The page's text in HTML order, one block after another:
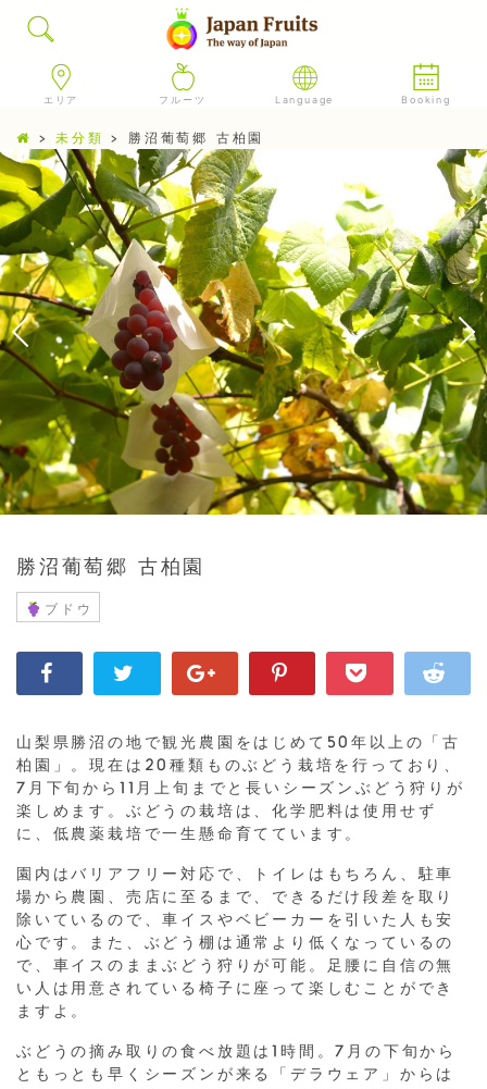
エリア フルーツ Language Booking
>未分類 > 勝沼葡萄郷 古柏園
勝沼葡萄郷 古柏園
ブドウ
山梨県勝沼の地で観光農園をはじめて50年以上の「古
柏園」。現在は20種類ものぶどう栽培を行っており、
7月下旬から11月上旬までと長いシーズンぶどう狩りが
楽しめます。ぶどうの栽培は、化学肥料は使用せず
に、低農薬栽培で一生懸命育てています。
園内はバリアフリー対応で、トイレはもちろん、駐車
場から農園、売店に至るまで、できるだけ段差を取り
除いているので、車イスやベビーカーを引いた人も安
心です。また、ぶどう棚は通常より低くなっているの
で、車イスのままぶどう狩りが可能。足腰に自信の無
い人は用意されている椅子に座って楽しむことができ
ますよ。
ぶどうの摘み取りの食べ放題は1時間。7月の下旬から
ともっとも早くシーズンが来る「デラウェア」からは